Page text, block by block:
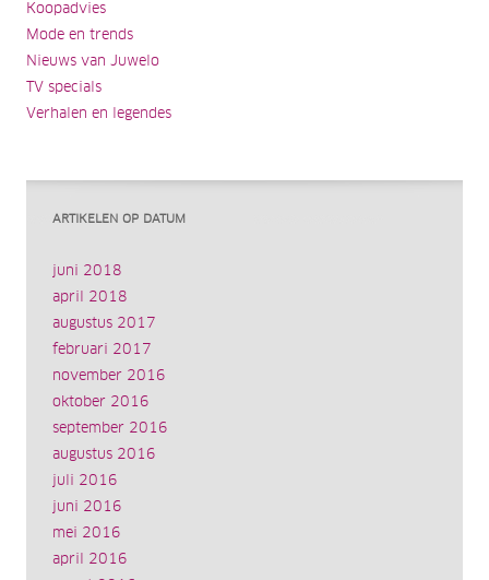
Koopadvies
Mode en trends
Nieuws van Juwelo
TV specials
Verhalen en legendes
ARTIKELEN OP DATUM
juni 2018
april 2018
augustus 2017
februari 2017
november 2016
oktober 2016
september 2016
augustus 2016
juli 2016
juni 2016
mei 2016
april 2016